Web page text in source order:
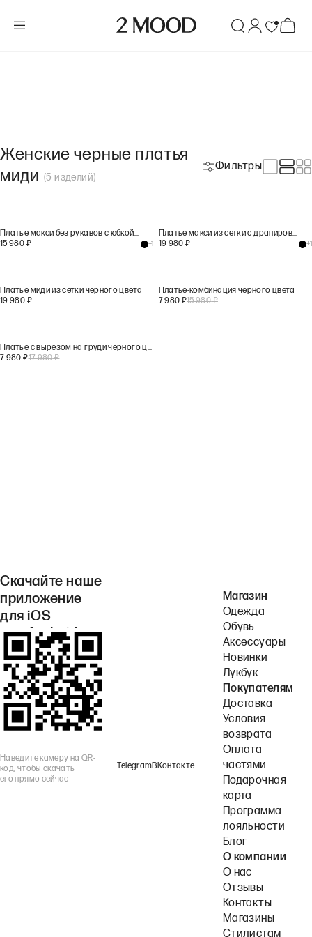
Женские черные платья
миди (5 изделий)
Фильтры
Платье макси без рукавов с юбкой на запах черного цвета
15 980 ₽ +1
Платье макси из сетки с драпировкой черного цвета
19 980 ₽ +1
Платье миди из сетки черного цвета
19 980 ₽
Платье-комбинация черного цвета
7 980 ₽15 980₽
Платье с вырезом на груди черного цвета
7 980 ₽17 980₽
Скачайте наше
приложение
для iOS
или Android.
Наведите камеру на QR-
код, чтобы скачать
его прямо сейчас
TelegramВКонтакте
Магазин
Одежда
Обувь
Аксессуары
Новинки
Лукбук
Покупателям
Доставка
Условия
возврата
Оплата
частями
Подарочная
карта
Программа
лояльности
Блог
О компании
О нас
Отзывы
Контакты
Магазины
Стилистам